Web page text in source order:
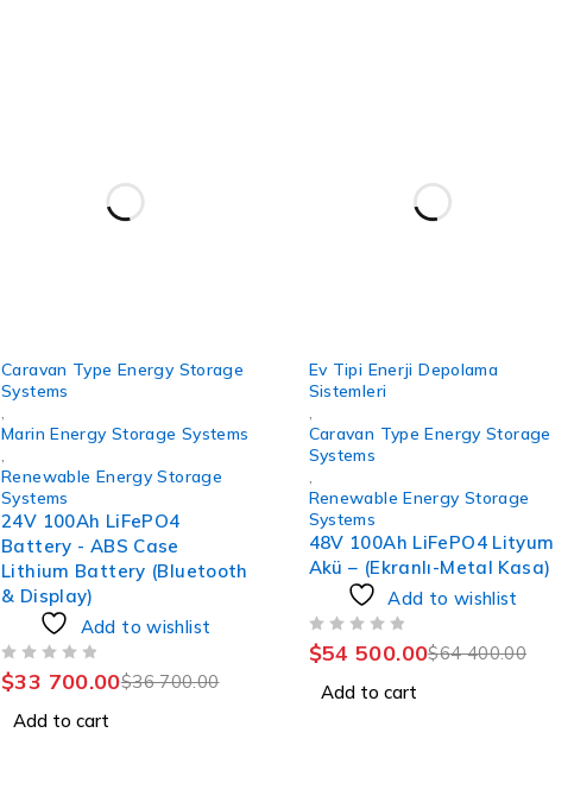
Caravan Type Energy Storage
Systems
,
Marin Energy Storage Systems
,
Renewable Energy Storage
Systems
24V 100Ah LiFePO4
Battery - ABS Case
Lithium Battery (Bluetooth
& Display)
Add to wishlist
$36 700.00
$33 700.00
Add to cart
Ev Tipi Enerji Depolama
Sistemleri
,
Caravan Type Energy Storage
Systems
,
Renewable Energy Storage
Systems
48V 100Ah LiFePO4 Lityum
Akü – (Ekranlı-Metal Kasa)
Add to wishlist
$64 400.00
$54 500.00
Add to cart